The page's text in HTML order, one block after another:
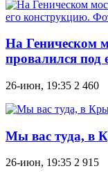
На Геническом
провалился под
26-июн, 19:35 2 460
Мы вас туда, в
26-июн, 19:35 2 915